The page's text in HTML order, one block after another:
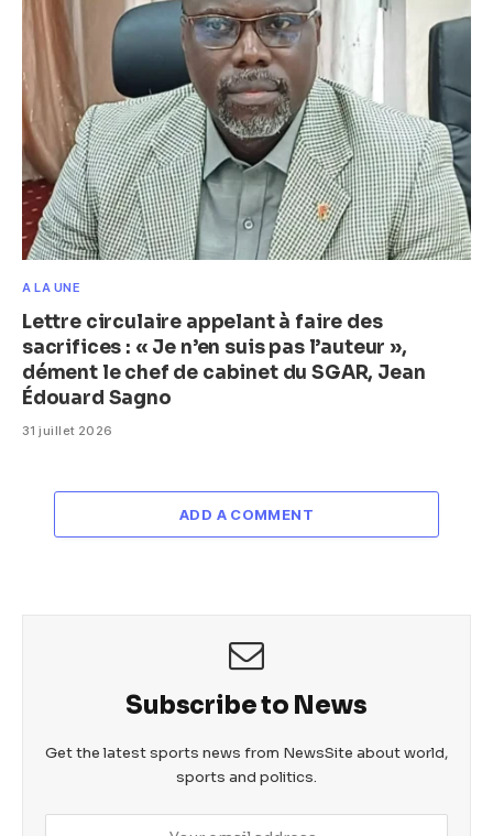
A LA UNE
Lettre circulaire appelant à faire des
sacrifices : « Je n’en suis pas l’auteur »,
dément le chef de cabinet du SGAR, Jean
Édouard Sagno
31 juillet 2026
ADD A COMMENT
Subscribe to News
Get the latest sports news from NewsSite about world,
sports and politics.